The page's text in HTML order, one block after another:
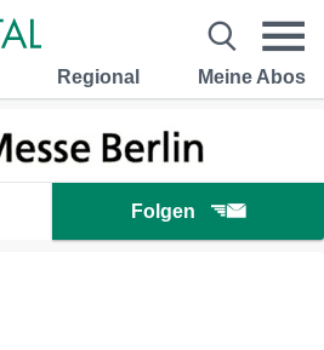
Regional Meine Abos
Folgen